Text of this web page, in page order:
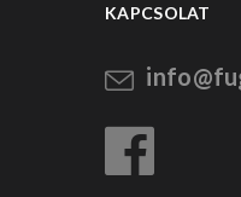
KAPCSOLAT